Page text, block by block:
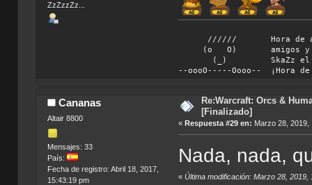
ZzZzzZz...
////// Hora de
(o O) amigos y
(_) SkaZz el
--oooO-----Oooo-- ¡Hora de
Cananas
Altair 8800
Mensajes: 33
País:
Fecha de registro: Abril 18, 2017,
15:43:19 pm
Re:Warcraft: Orcs &
[Finalizado]
«Respuesta #29 en: Marzo 28, 2019,
Nada, nada,
«Última modificación: Marzo 28,